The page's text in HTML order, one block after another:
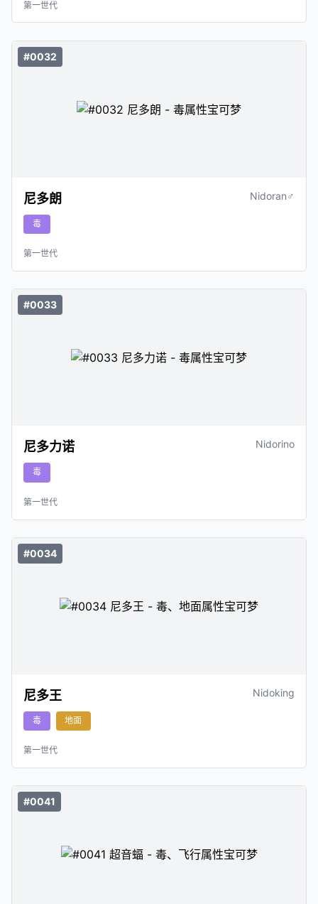
第一世代
#0032
尼多朗 Nidoran♂
毒
第一世代
#0033
尼多力诺 Nidorino
毒
第一世代
#0034
尼多王 Nidoking
毒 地面
第一世代
#0041